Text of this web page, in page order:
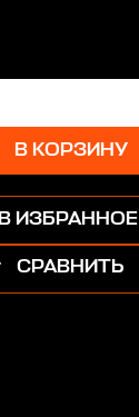
В КОРЗИНУ
В ИЗБРАННОЕ
СРАВНИТЬ